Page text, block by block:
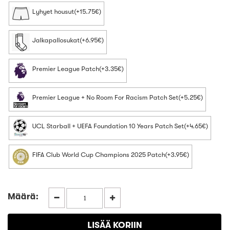
Lyhyet housut(+15.75€)
Jalkapallosukat(+6.95€)
Premier League Patch(+3.35€)
Premier League + No Room For Racism Patch Set(+5.25€)
UCL Starball + UEFA Foundation 10 Years Patch Set(+4.65€)
FIFA Club World Cup Champions 2025 Patch(+3.95€)
Määrä: